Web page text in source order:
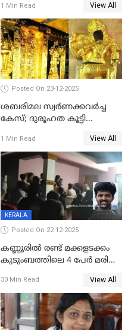
മേയറാകില്ല
1 Min Read View All
Posted On 23-12-2025
ശബരിമല സ്വര്‍ണക്കവര്‍ച്ച
കേസ്; ദുരൂഹത കൂട്ടി
1 Min Read View All
KERALA
Posted On 22-12-2025
കണ്ണൂരിൽ രണ്ട് മക്കളടക്കം
കുടുംബത്തിലെ 4 പേർ മരിച്ച
30 Min Read View All